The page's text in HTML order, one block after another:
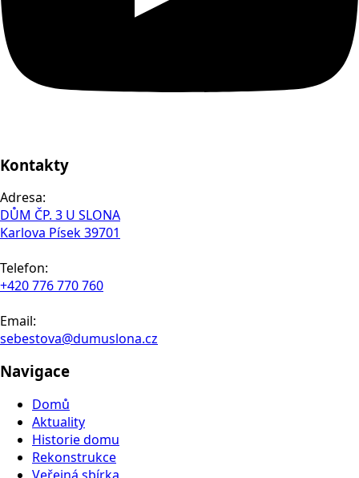
Kontakty
Adresa:
DŮM ČP. 3 U SLONA
Karlova Písek 39701
Telefon:
+420 776 770 760
Email:
sebestova@dumuslona.cz
Navigace
Domů
Aktuality
Historie domu
Rekonstrukce